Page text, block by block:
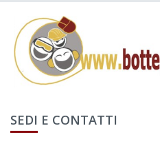
SEDI E CONTATTI